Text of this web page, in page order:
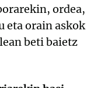
ordea,
eta orain askok
beti baietz